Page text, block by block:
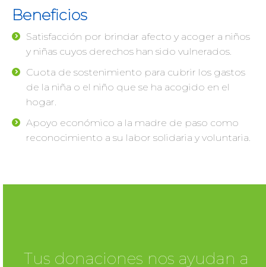
Beneficios
Satisfacción por brindar afecto y acoger a niños
y niñas cuyos derechos han sido vulnerados.
Cuota de sostenimiento para cubrir los gastos
de la niña o el niño que se ha acogido en el
hogar.
Apoyo económico a la madre de paso como
reconocimiento a su labor solidaria y voluntaria.
Tus donaciones nos ayudan a